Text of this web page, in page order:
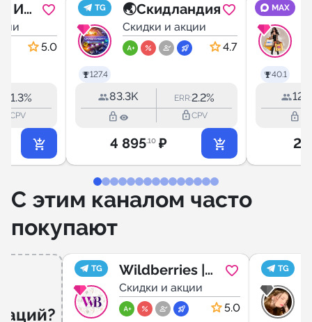
И
5.0
1.3%
CPV
TG
127.4
🌏Скидландия
Скидки и акции
4.7
83.3K ERR:2.2%
lock_outline lock_outlineCPV
4 895.10 ₽
MAX
40.1
lock_outline
2
С этим каналом часто
покупают
TG
Wildberries |
Скидки, Мои
находки 🛍️
Скидки и акции
5.0
TG